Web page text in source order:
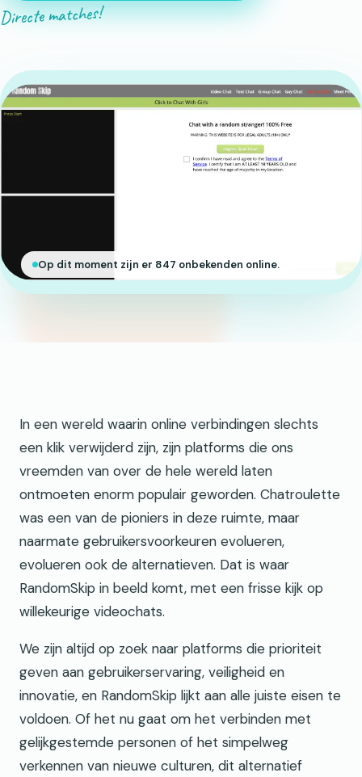
Directe matches!
Op dit moment zijn er 847 onbekenden online.
In een wereld waarin online verbindingen slechts
een klik verwijderd zijn, zijn platforms die ons
vreemden van over de hele wereld laten
ontmoeten enorm populair geworden. Chatroulette
was een van de pioniers in deze ruimte, maar
naarmate gebruikersvoorkeuren evolueren,
evolueren ook de alternatieven. Dat is waar
RandomSkip in beeld komt, met een frisse kijk op
willekeurige videochats.
We zijn altijd op zoek naar platforms die prioriteit
geven aan gebruikerservaring, veiligheid en
innovatie, en RandomSkip lijkt aan alle juiste eisen te
voldoen. Of het nu gaat om het verbinden met
gelijkgestemde personen of het simpelweg
verkennen van nieuwe culturen, dit alternatief